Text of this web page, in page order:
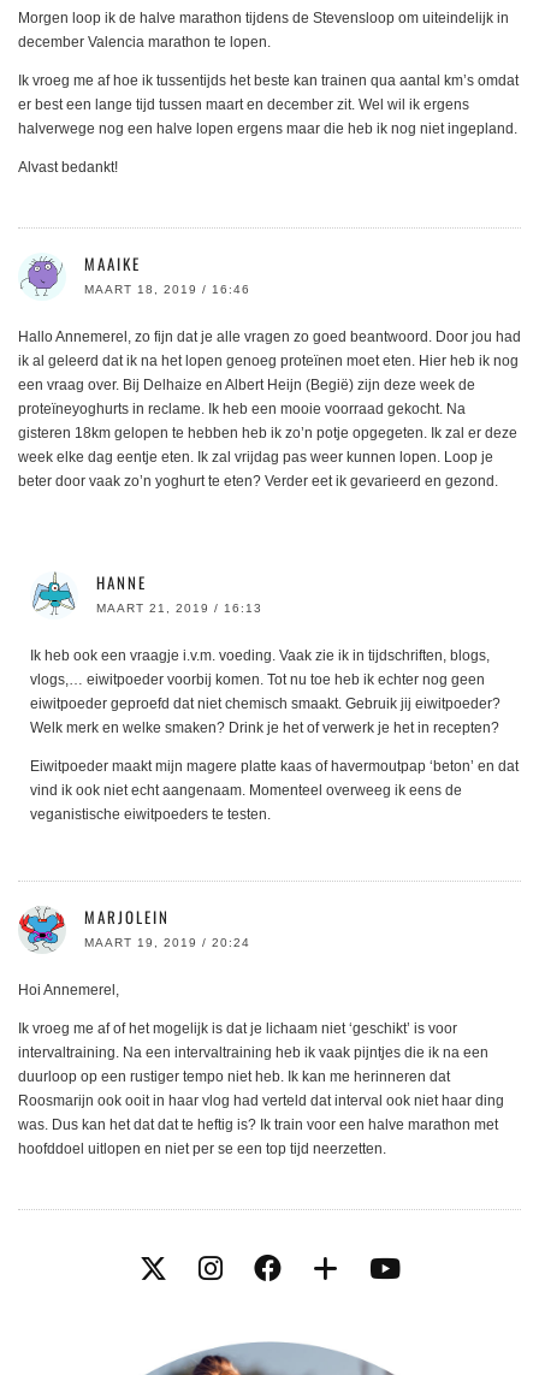
Morgen loop ik de halve marathon tijdens de Stevensloop om uiteindelijk in
december Valencia marathon te lopen.
Ik vroeg me af hoe ik tussentijds het beste kan trainen qua aantal km’s omdat
er best een lange tijd tussen maart en december zit. Wel wil ik ergens
halverwege nog een halve lopen ergens maar die heb ik nog niet ingepland.
Alvast bedankt!
MAAIKE
MAART 18, 2019 / 16:46
Hallo Annemerel, zo fijn dat je alle vragen zo goed beantwoord. Door jou had
ik al geleerd dat ik na het lopen genoeg proteïnen moet eten. Hier heb ik nog
een vraag over. Bij Delhaize en Albert Heijn (Begië) zijn deze week de
proteïneyoghurts in reclame. Ik heb een mooie voorraad gekocht. Na
gisteren 18km gelopen te hebben heb ik zo’n potje opgegeten. Ik zal er deze
week elke dag eentje eten. Ik zal vrijdag pas weer kunnen lopen. Loop je
beter door vaak zo’n yoghurt te eten? Verder eet ik gevarieerd en gezond.
HANNE
MAART 21, 2019 / 16:13
Ik heb ook een vraagje i.v.m. voeding. Vaak zie ik in tijdschriften, blogs,
vlogs,… eiwitpoeder voorbij komen. Tot nu toe heb ik echter nog geen
eiwitpoeder geproefd dat niet chemisch smaakt. Gebruik jij eiwitpoeder?
Welk merk en welke smaken? Drink je het of verwerk je het in recepten?
Eiwitpoeder maakt mijn magere platte kaas of havermoutpap ‘beton’ en dat
vind ik ook niet echt aangenaam. Momenteel overweeg ik eens de
veganistische eiwitpoeders te testen.
MARJOLEIN
MAART 19, 2019 / 20:24
Hoi Annemerel,
Ik vroeg me af of het mogelijk is dat je lichaam niet ‘geschikt’ is voor
intervaltraining. Na een intervaltraining heb ik vaak pijntjes die ik na een
duurloop op een rustiger tempo niet heb. Ik kan me herinneren dat
Roosmarijn ook ooit in haar vlog had verteld dat interval ook niet haar ding
was. Dus kan het dat dat te heftig is? Ik train voor een halve marathon met
hoofddoel uitlopen en niet per se een top tijd neerzetten.